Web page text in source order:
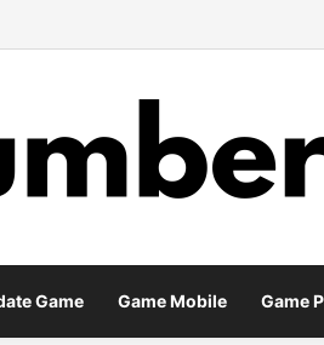
FC 26 Siap Mengubah Cara Bermain di
Game Game Mobile Game